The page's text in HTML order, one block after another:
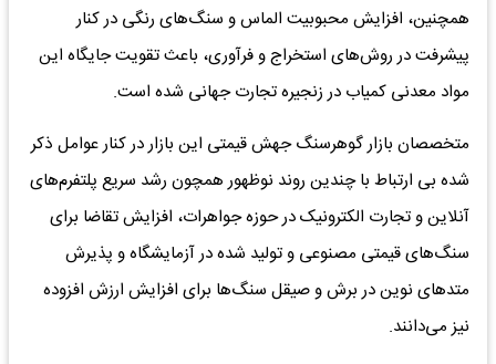
همچنین، افزایش محبوبیت الماس و سنگ‌های رنگی در کنار
پیشرفت در روش‌های استخراج و فرآوری، باعث تقویت جایگاه این
مواد معدنی کمیاب در زنجیره تجارت جهانی شده است.
متخصصان بازار گوهرسنگ جهش قیمتی این بازار در کنار عوامل ذکر
شده بی ارتباط با چندین روند نوظهور همچون رشد سریع پلتفرم‌های
آنلاین و تجارت الکترونیک در حوزه جواهرات، افزایش تقاضا برای
سنگ‌های قیمتی مصنوعی و تولید شده در آزمایشگاه و پذیرش
متد‌های نوین در برش و صیقل سنگ‌ها برای افزایش ارزش افزوده
نیز می‌دانند.